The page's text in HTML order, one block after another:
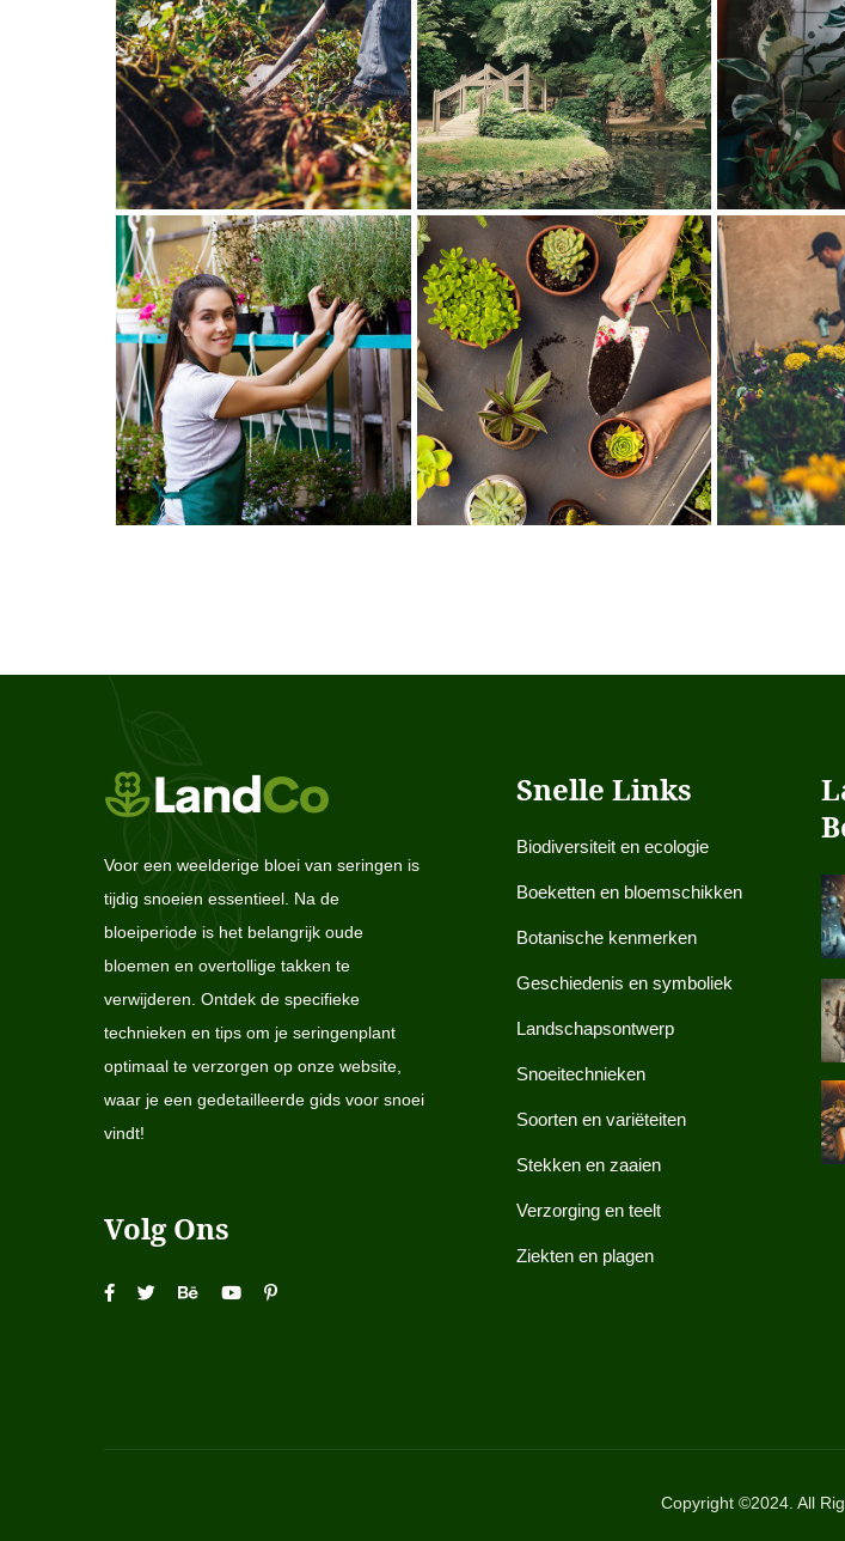
Voor een weelderige bloei van seringen is
tijdig snoeien essentieel. Na de
bloeiperiode is het belangrijk oude
bloemen en overtollige takken te
verwijderen. Ontdek de specifieke
technieken en tips om je seringenplant
optimaal te verzorgen op onze website,
waar je een gedetailleerde gids voor snoei
vindt!
Volg Ons
Snelle Links
Biodiversiteit en ecologie
Boeketten en bloemschikken
Botanische kenmerken
Geschiedenis en symboliek
Landschapsontwerp
Snoeitechnieken
Soorten en variëteiten
Stekken en zaaien
Verzorging en teelt
Ziekten en plagen
Copyright ©2024. All